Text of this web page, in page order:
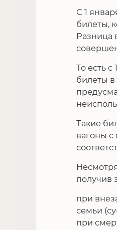
С 1
билеты,
Разница
То есть
билеты в
Такие
вагоны с
получив
при
семьи
при